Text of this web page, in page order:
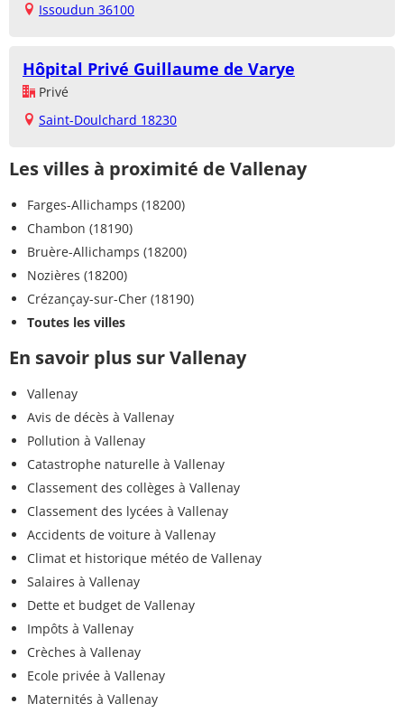
Issoudun 36100
Hôpital Privé Guillaume de Varye
Privé
Saint-Doulchard 18230
Les villes à proximité de Vallenay
Farges-Allichamps (18200)
Chambon (18190)
Bruère-Allichamps (18200)
Nozières (18200)
Crézançay-sur-Cher (18190)
Toutes les villes
En savoir plus sur Vallenay
Vallenay
Avis de décès à Vallenay
Pollution à Vallenay
Catastrophe naturelle à Vallenay
Classement des collèges à Vallenay
Classement des lycées à Vallenay
Accidents de voiture à Vallenay
Climat et historique météo de Vallenay
Salaires à Vallenay
Dette et budget de Vallenay
Impôts à Vallenay
Crèches à Vallenay
Ecole privée à Vallenay
Maternités à Vallenay